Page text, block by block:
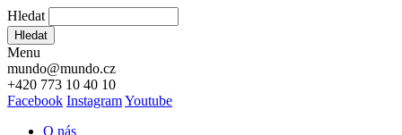
Hledat
Hledat
Menu
mundo@mundo.cz
+420 773 10 40 10
Facebook InstagramYoutube
O nás